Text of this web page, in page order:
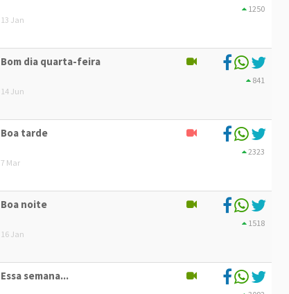
13 Jan
1250
Bom dia quarta-feira
14 Jun
841
Boa tarde
7 Mar
2323
Boa noite
16 Jan
1518
Essa semana...